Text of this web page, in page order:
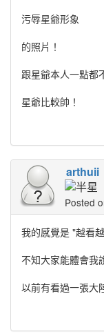
污辱星爺形象
的照片！
跟星爺本人一點都
星爺比較帥！
arthuii
Posted
我的感覺是 "越看
不知大家能體會我
以前有看過一張大